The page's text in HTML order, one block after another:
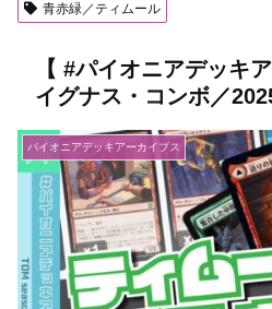
青赤緑／ティムール
【 #パイオニアデッキ
イグナス・コンボ／
パイオニアデッキアーカイブス